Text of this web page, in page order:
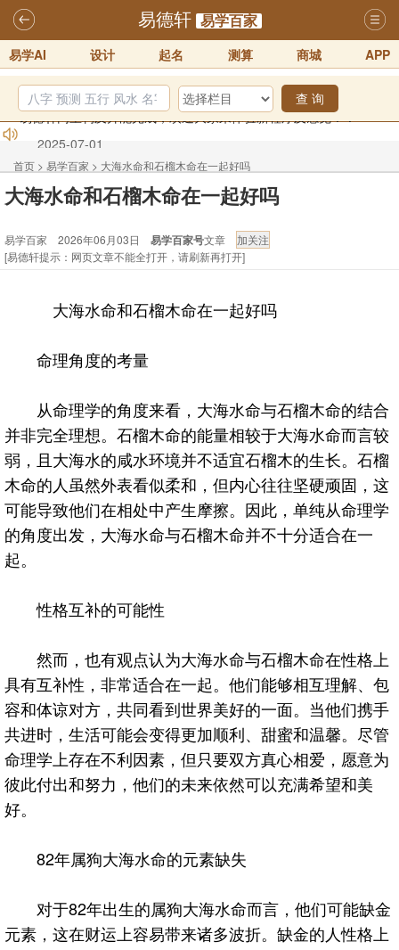
易德轩 易学百家
易学AI 设计 起名 测算 商城 APP
查 询
订！！
2025-10-01
2026丙午年铁笔居士精批年运说明
2025-10-12
易德轩通告：本网站易德轩商标及LOGO注册声明
易德轩易学ai，ai批八字紫微命理相学，ai智能体客服系统开通，欢迎
易德轩网重构及升能完成，欢迎大家来体验新程序及感觉！！
2025-07-01
首页 > 易学百家 > 大海水命和石榴木命在一起好吗
大海水命和石榴木命在一起好吗
易学百家 2026年06月03日 易学百家号文章
[易德轩提示：网页文章不能全打开，请刷新再打开]
大海水命和石榴木命在一起好吗
命理角度的考量
从命理学的角度来看，大海水命与石榴木命的结合
并非完全理想。石榴木命的能量相较于大海水命而言较
弱，且大海水的咸水环境并不适宜石榴木的生长。石榴
木命的人虽然外表看似柔和，但内心往往坚硬顽固，这
可能导致他们在相处中产生摩擦。因此，单纯从命理学
的角度出发，大海水命与石榴木命并不十分适合在一
起。
性格互补的可能性
然而，也有观点认为大海水命与石榴木命在性格上
具有互补性，非常适合在一起。他们能够相互理解、包
容和体谅对方，共同看到世界美好的一面。当他们携手
共进时，生活可能会变得更加顺利、甜蜜和温馨。尽管
命理学上存在不利因素，但只要双方真心相爱，愿意为
彼此付出和努力，他们的未来依然可以充满希望和美
好。
82年属狗大海水命的元素缺失
对于82年出生的属狗大海水命而言，他们可能缺金
元素，这在财运上容易带来诸多波折。缺金的人性格上